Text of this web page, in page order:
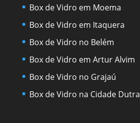
Box de Vidro em Moema
Box de Vidro em Itaquera
Box de Vidro no Belém
Box de Vidro em Artur Alvim
Box de Vidro no Grajaú
Box de Vidro na Cidade Dutra